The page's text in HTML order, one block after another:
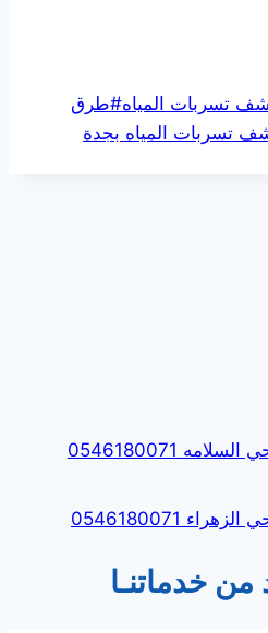
تسربات المياه#طرق
تسربات المياه بجدة
0546180071
0546180071
خدماتنـا